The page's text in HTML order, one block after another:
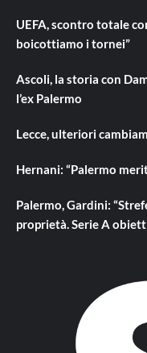
UEFA, scontro totale
boicottiamo i tornei”
Ascoli, la storia con
l’ex Palermo
Lecce, ulteriori
Hernani: “Palermo
Palermo, Gardini:
proprietà. Serie A